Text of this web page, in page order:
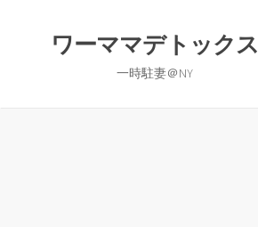
ワーママデトックス
一時駐妻＠NY